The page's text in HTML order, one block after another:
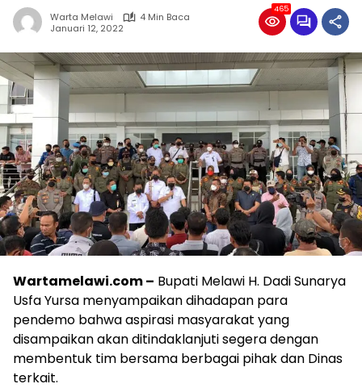
Warta Melawi
4 Min Baca
Januari 12, 2022
465
Wartamelawi.com – Bupati Melawi H. Dadi Sunarya
Usfa Yursa menyampaikan dihadapan para
pendemo bahwa aspirasi masyarakat yang
disampaikan akan ditindaklanjuti segera dengan
membentuk tim bersama berbagai pihak dan Dinas
terkait.